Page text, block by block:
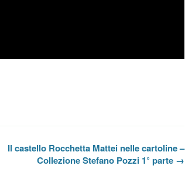
Il castello Rocchetta Mattei nelle cartoline –
Collezione Stefano Pozzi 1° parte →